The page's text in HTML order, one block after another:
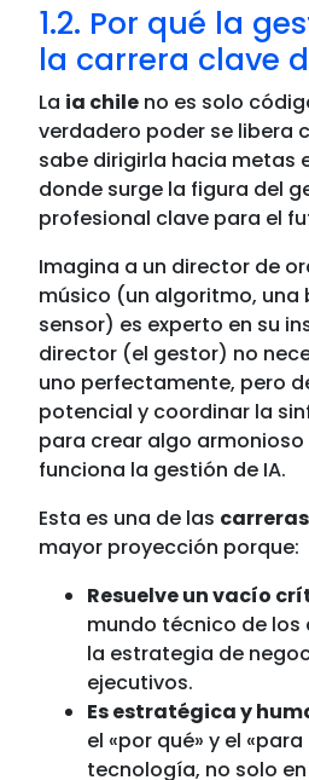
1.2. Por qué la
la carrera clave
La ia chile no es solo
verdadero poder se libera
sabe dirigirla hacia metas
donde surge la figura del
profesional clave para el
Imagina a un director de
músico (un algoritmo, una
sensor) es experto en su
director (el gestor) no
uno perfectamente, pero
potencial y coordinar la
para crear algo
funciona la gestión de IA.
Esta es una de las
mayor proyección porque:
Resuelve un vacío
mundo técnico de
la estrategia de
ejecutivos.
Es estratégica y
el «por qué» y el
tecnología, no solo en